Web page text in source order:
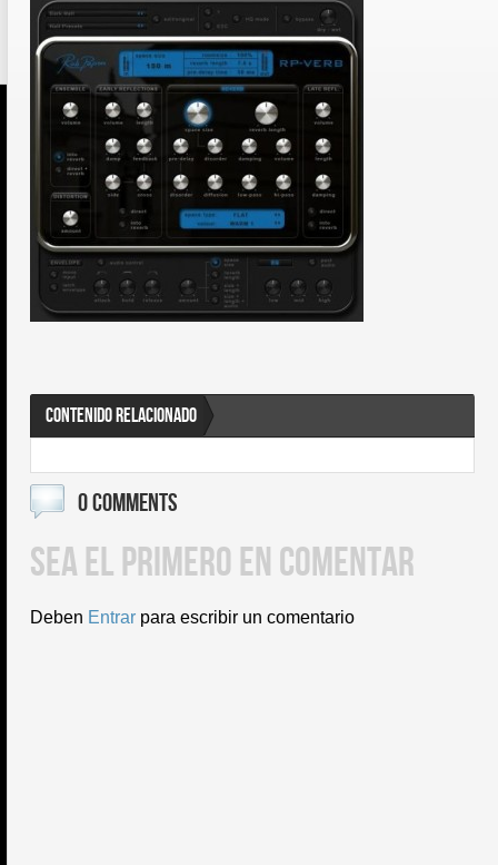
Tutorial de CLA Effects, aprende a
aplicar efectos a tus voces.
CONTENIDO RELACIONADO
0 COMMENTS
SEA EL PRIMERO EN COMENTAR
Deben Entrar para escribir un comentario